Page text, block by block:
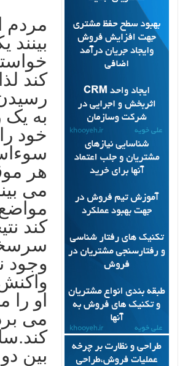
مردم
کند
به
خود
هر
می
کند
وجود
او را
می
بین